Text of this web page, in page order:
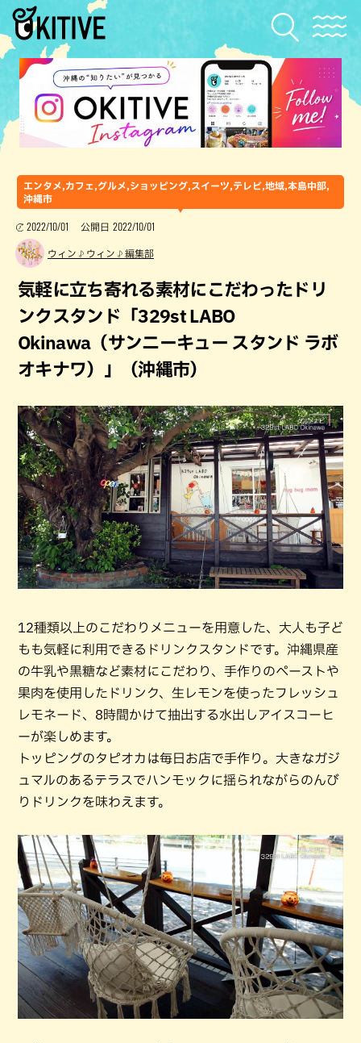
エンタメ,カフェ,グルメ,ショッピング,スイーツ,テレビ,地域,本島中部,
沖縄市
2022/10/01 公開日 2022/10/01
ウィン♪ウィン♪編集部
気軽に立ち寄れる素材にこだわったドリ
ンクスタンド「329st LABO
Okinawa（サンニーキュー スタンド ラボ
オキナワ）」（沖縄市）
12種類以上のこだわりメニューを用意した、大人も子ど
もも気軽に利用できるドリンクスタンドです。沖縄県産
の牛乳や黒糖など素材にこだわり、手作りのペーストや
果肉を使用したドリンク、生レモンを使ったフレッシュ
レモネード、8時間かけて抽出する水出しアイスコーヒ
ーが楽しめます。
トッピングのタピオカは毎日お店で手作り。大きなガジ
ュマルのあるテラスでハンモックに揺られながらのんび
りドリンクを味わえます。